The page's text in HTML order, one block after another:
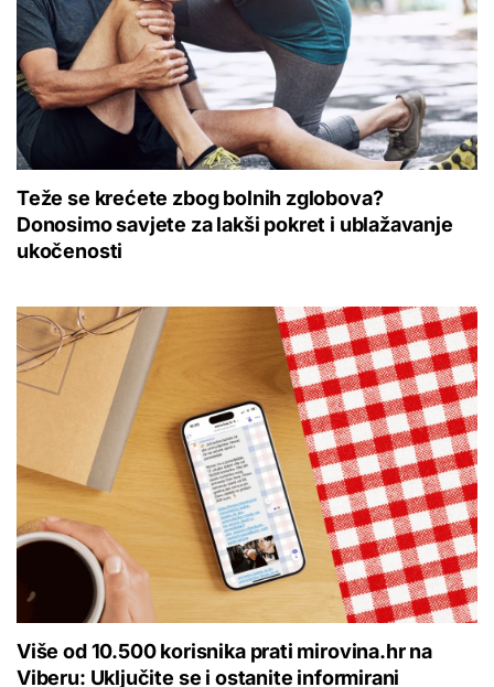
Teže se krećete zbog bolnih zglobova?
Donosimo savjete za lakši pokret i ublažavanje
ukočenosti
Više od 10.500 korisnika prati mirovina.hr na
Viberu: Uključite se i ostanite informirani